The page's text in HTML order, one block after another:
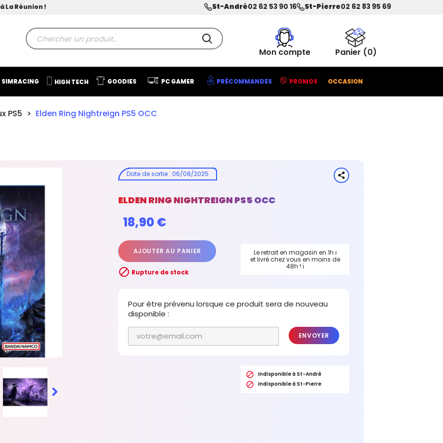
La Réunion ! St-André02 62 53 90 16 St-Pierre02 62 83 95 69
Mon compte Panier (0)
SIMRACING HIGH TECH GOODIES PC GAMER PRÉCOMMANDES PROMOS OCCASION
PS5 Elden Ring Nightreign PS5 OCC

Date de sortie: 06/08/2025
ELDEN RING NIGHTREIGN PS5 OCC
18,90 €
AJOUTER AU PANIER
 Rupture de stock
Le retrait en magasin en 1h ℹ
et livré chez vous en moins de
48h ! ℹ
Pour être prévenu lorsque ce produit sera de nouveau
disponible :
ENVOYER
 Indisponible à St-André
 Indisponible à St-Pierre